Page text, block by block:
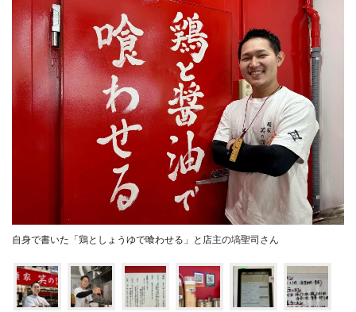
自身で書いた「鶏としょうゆで喰わせる」と店主の塙聖司さん